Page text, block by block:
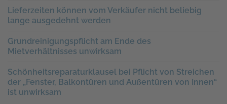
Lieferzeiten können vom Verkäufer nicht beliebig
lange ausgedehnt werden
Grundreinigungspflicht am Ende des
Mietverhältnisses unwirksam
Schönheitsreparaturklausel bei Pflicht von Streichen
der „Fenster, Balkontüren und Außentüren von Innen“
ist unwirksam